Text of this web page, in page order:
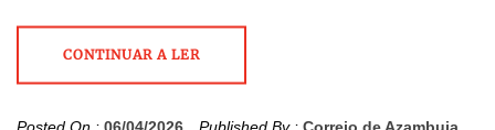
CONTINUAR A LER